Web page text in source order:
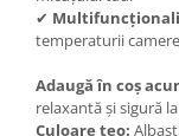
Echipamente de
instalatii
Betoniere
Alte instrumente
✔
temperaturii
Adaugă în coș
relaxantă și sigură
Culoare teo: